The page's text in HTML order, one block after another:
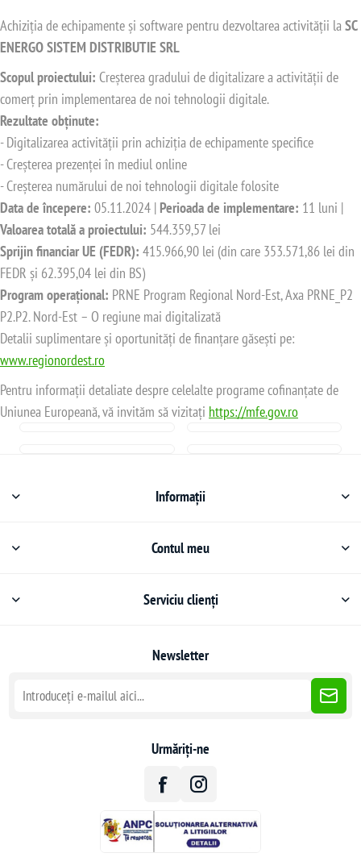
Achiziția de echipamente și software pentru dezvoltarea activității laSC
ENERGO SISTEM DISTRIBUTIE SRL
Scopul proiectului: Creșterea gradului de digitalizare a activității de
comerț prin implementarea de noi tehnologii digitale.
Rezultate obținute:
- Digitalizarea activității prin achiziția de echipamente specifice
- Creșterea prezenței în mediul online
- Creșterea numărului de noi tehnologii digitale folosite
Data de începere: 05.11.2024 | Perioada de implementare: 11 luni |
Valoarea totală a proiectului: 544.359,57 lei
Sprijin financiar UE (FEDR): 415.966,90 lei (din care 353.571,86 lei din
FEDR și 62.395,04 lei din BS)
Program operațional: PRNE Program Regional Nord-Est, Axa PRNE_P2
P2.P2. Nord-Est – O regiune mai digitalizată
Detalii suplimentare și oportunități de finanțare găsești pe:
www.regionordest.ro
Pentru informații detaliate despre celelalte programe cofinanțate de
Uniunea Europeană, vă invităm să vizitați https://mfe.gov.ro
Informații
Contul meu
Serviciu clienți
Newsletter
Urmăriți-ne